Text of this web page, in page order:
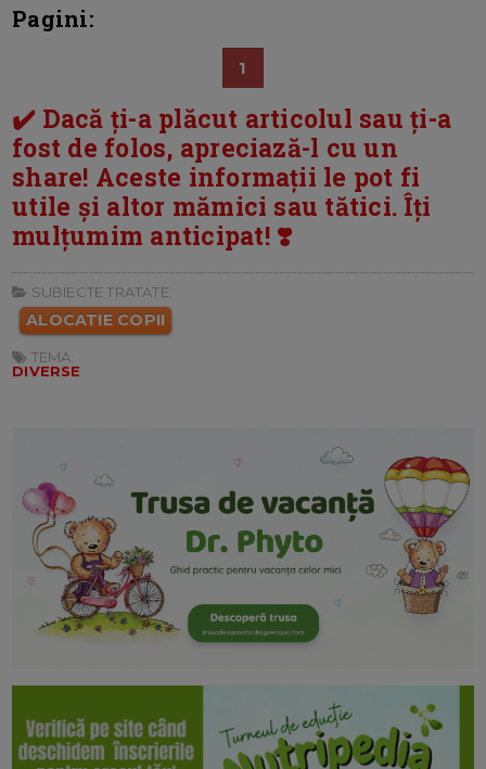
Pagini:
1
✔️ Dacă ți-a plăcut articolul sau ți-a
fost de folos, apreciază-l cu un
share! Aceste informații le pot fi
utile și altor mămici sau tătici. Îți
mulțumim anticipat! ❣️
SUBIECTE TRATATE:
ALOCATIE COPII
TEMA:
DIVERSE